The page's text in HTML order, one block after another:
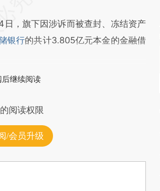
，旗下因涉诉而被查封、冻结资产
银行的共计3.805亿元本金的金融借
后继续阅读
阅读权限
/会员升级